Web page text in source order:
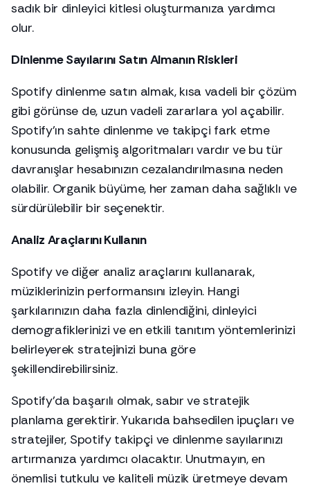
sadık bir dinleyici kitlesi oluşturmanıza yardımcı
olur.
Dinlenme Sayılarını Satın Almanın Riskleri
Spotify dinlenme satın almak, kısa vadeli bir çözüm
gibi görünse de, uzun vadeli zararlara yol açabilir.
Spotify'ın sahte dinlenme ve takipçi fark etme
konusunda gelişmiş algoritmaları vardır ve bu tür
davranışlar hesabınızın cezalandırılmasına neden
olabilir. Organik büyüme, her zaman daha sağlıklı ve
sürdürülebilir bir seçenektir.
Analiz Araçlarını Kullanın
Spotify ve diğer analiz araçlarını kullanarak,
müziklerinizin performansını izleyin. Hangi
şarkılarınızın daha fazla dinlendiğini, dinleyici
demografiklerinizi ve en etkili tanıtım yöntemlerinizi
belirleyerek stratejinizi buna göre
şekillendirebilirsiniz.
Spotify'da başarılı olmak, sabır ve stratejik
planlama gerektirir. Yukarıda bahsedilen ipuçları ve
stratejiler, Spotify takipçi ve dinlenme sayılarınızı
artırmanıza yardımcı olacaktır. Unutmayın, en
önemlisi tutkulu ve kaliteli müzik üretmeye devam